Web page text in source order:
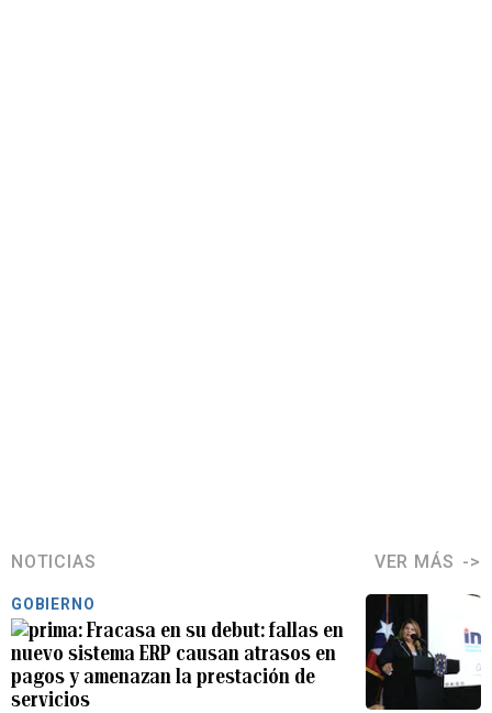
NOTICIAS VER MÁS
GOBIERNO
Fracasa en su debut: fallas en
nuevo sistema ERP causan atrasos en
pagos y amenazan la prestación de
servicios